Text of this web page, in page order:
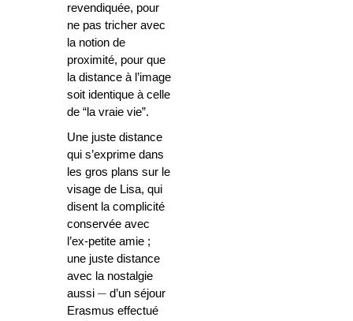
revendiquée, pour
ne pas tricher avec
la notion de
proximité, pour que
la distance à l’image
soit identique à celle
de “la vraie vie”.
Une juste distance
qui s’exprime dans
les gros plans sur le
visage de Lisa, qui
disent la complicité
conservée avec
l’ex-petite amie ;
une juste distance
avec la nostalgie
aussi ─ d’un séjour
Erasmus effectué